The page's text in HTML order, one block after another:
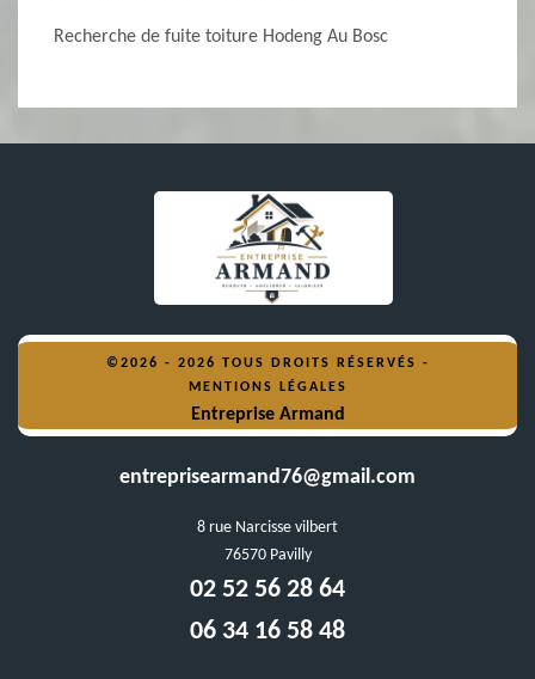
Recherche de fuite toiture Hodeng Au Bosc
©2026 - 2026 TOUS DROITS RÉSERVÉS -
MENTIONS LÉGALES
Entreprise Armand
entreprisearmand76@gmail.com
8 rue Narcisse vilbert
76570 Pavilly
02 52 56 28 64
06 34 16 58 48